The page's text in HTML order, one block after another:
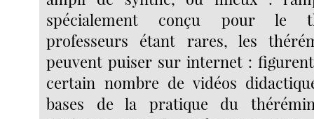
spécialement conçu pour le
professeurs étant rares, les
peuvent puiser sur internet :
certain nombre de vidéos
bases de la pratique du